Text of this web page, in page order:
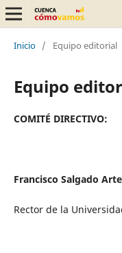
Inicio / Equipo editorial
Equipo
COMITÉ DIRECTIVO:
Francisco Salgado
Rector de la